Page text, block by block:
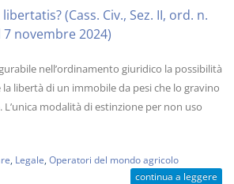
(Cass. Civ., Sez. II, ord. n.
7 novembre 2024)
nell’ordinamento giuridico la possibilità
libertà di un immobile da pesi che lo gravino
modalità di estinzione per non uso
Legale Operatori del mondo agricolo
continua a leggere